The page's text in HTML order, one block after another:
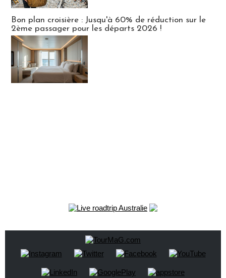
Bon plan croisière : Jusqu'à 60% de réduction sur le
2ème passager pour les départs 2026 !